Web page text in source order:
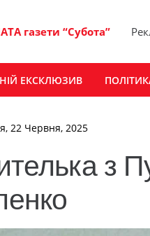
газети “Субота”
ЕКСКЛЮЗИВ
22 Червня, 2025
з